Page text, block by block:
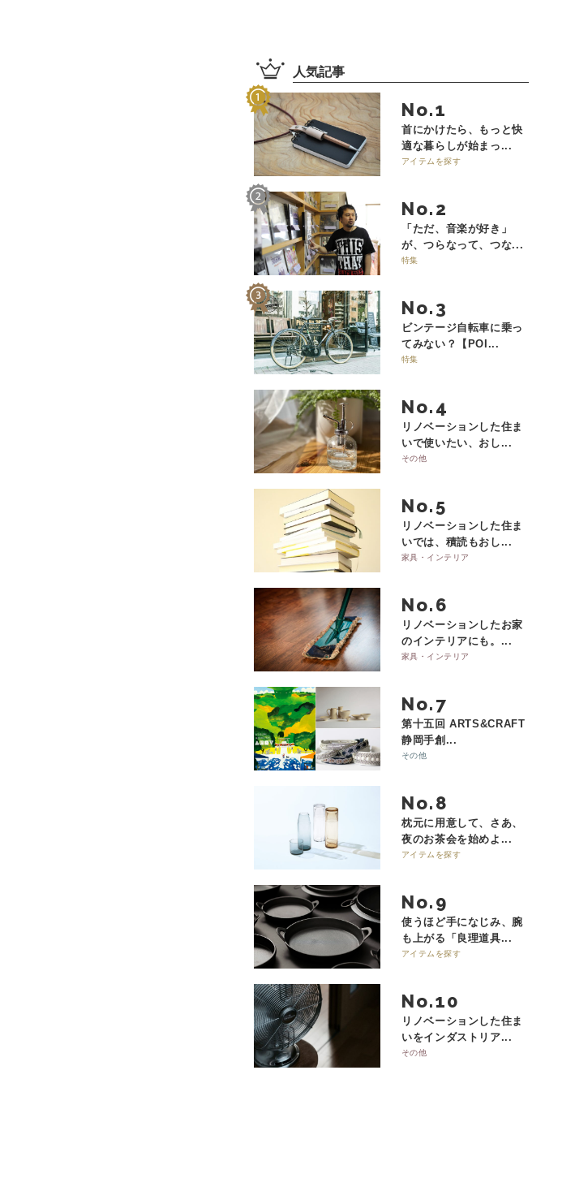
人気記事
No.
首にかけたら、もっと快
適な暮らしが始まっ...
アイテムを探す
No.
「ただ、音楽が好き」
が、つらなって、つな...
特集
No.
ビンテージ自転車に乗っ
てみない？【POI...
特集
No.
リノベーションした住ま
いで使いたい、おし...
その他
No.
リノベーションした住ま
いでは、積読もおし...
家具・インテリア
No.
リノベーションしたお家
のインテリアにも。...
家具・インテリア
No.
第十五回 ARTS&CRAFT
静岡手創...
その他
No.
枕元に用意して、さあ、
夜のお茶会を始めよ...
アイテムを探す
No.
使うほど手になじみ、腕
も上がる「良理道具...
アイテムを探す
No.
リノベーションした住ま
いをインダストリア...
その他